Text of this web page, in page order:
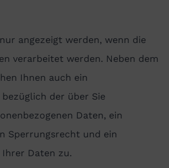
angezeigt werden, wenn die
verarbeitet werden. Neben dem
Ihnen auch ein
der über Sie
Daten, ein
Sperrungsrecht und ein
Daten zu.